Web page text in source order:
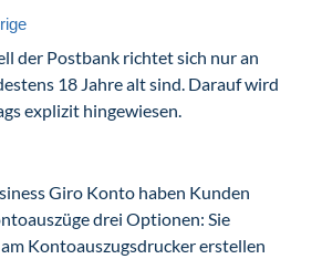
der Postbank richtet sich nur an
18 Jahre alt sind. Darauf wird
explizit hingewiesen.
Giro Konto haben Kunden
drei Optionen: Sie
Kontoauszugsdrucker erstellen